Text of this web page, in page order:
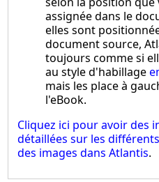
assignée dans le
elles sont
document source,
toujours comme si
au style d'habillage
mais les place à
l'eBook.
Cliquez ici pour avoir des
détaillées sur les
des images dans Atlantis.